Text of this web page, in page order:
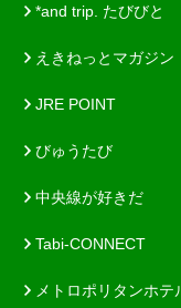
*and trip. たびびと
えきねっとマガジン
JRE POINT
びゅうたび
中央線が好きだ
Tabi-CONNECT
メトロポリタンホテ